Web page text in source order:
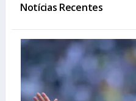
Notícias Recentes